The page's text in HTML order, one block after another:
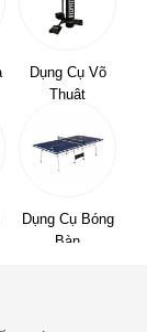
Dụng Cụ Võ
Thuật
Dụng Cụ Bóng
Bàn